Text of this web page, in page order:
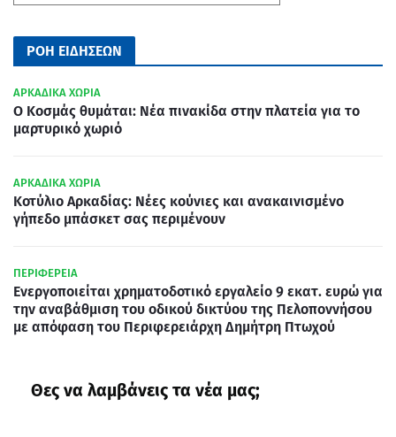
ΡΟΗ ΕΙΔΗΣΕΩΝ
ΑΡΚΑΔΙΚΑ ΧΩΡΙΑ
Ο Κοσμάς θυμάται: Νέα πινακίδα στην πλατεία για το
μαρτυρικό χωριό
ΑΡΚΑΔΙΚΑ ΧΩΡΙΑ
Κοτύλιο Αρκαδίας: Νέες κούνιες και ανακαινισμένο
γήπεδο μπάσκετ σας περιμένουν
ΠΕΡΙΦΕΡΕΙΑ
Ενεργοποιείται χρηματοδοτικό εργαλείο 9 εκατ. ευρώ για
την αναβάθμιση του οδικού δικτύου της Πελοποννήσου
με απόφαση του Περιφερειάρχη Δημήτρη Πτωχού
Θες να λαμβάνεις τα νέα μας;